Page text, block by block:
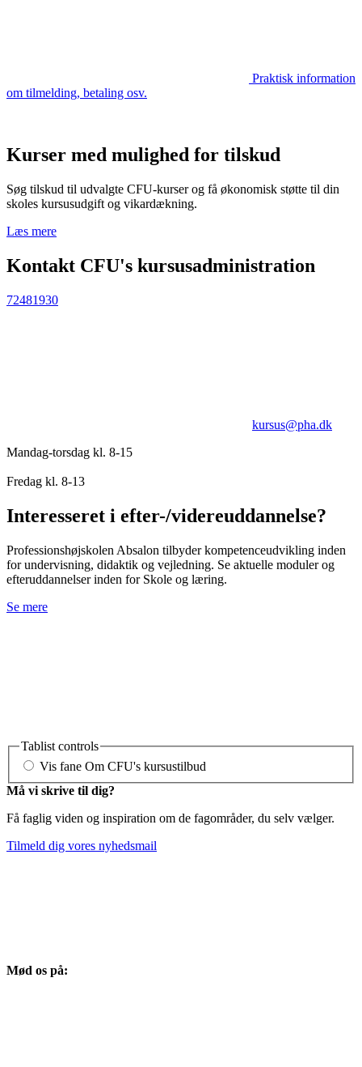
Praktisk information
om tilmelding, betaling osv.
Kurser med mulighed for tilskud
Søg tilskud til udvalgte CFU-kurser og få økonomisk støtte til din
skoles kursusudgift og vikardækning.
Læs mere
Kontakt CFU's kursusadministration
72481930
kursus@pha.dk
Mandag-torsdag kl. 8-15
Fredag kl. 8-13
Interesseret i efter-/videreuddannelse?
Professionshøjskolen Absalon tilbyder kompetenceudvikling inden
for undervisning, didaktik og vejledning. Se aktuelle moduler og
efteruddannelser inden for Skole og læring.
Se mere
Tablist controls
Vis fane Om CFU's kursustilbud
Må vi skrive til dig?
Få faglig viden og inspiration om de fagområder, du selv vælger.
Tilmeld dig vores nyhedsmail
Mød os på: